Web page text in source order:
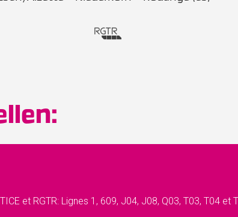
TICE et RGTR: Lignes 1, 609, J04, J08, Q03, T03, T04 et